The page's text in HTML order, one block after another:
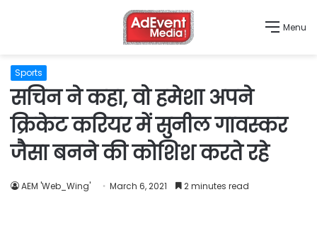
Menu
Sports
सचिन ने कहा, वो हमेशा अपने
क्रिकेट करियर में सुनील गावस्कर
जैसा बनने की कोशिश करते रहे
AEM 'Web_Wing' March 6, 2021 2 minutes read